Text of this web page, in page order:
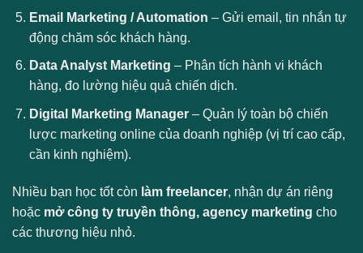
Email Marketing / Automation – Gửi email, tin nhắn tự
động chăm sóc khách hàng.
Data Analyst Marketing – Phân tích hành vi khách
hàng, đo lường hiệu quả chiến dịch.
Digital Marketing Manager– Quản lý toàn bộ chiến
lược marketing online của doanh nghiệp (vị trí cao cấp,
cần kinh nghiệm).
Nhiều bạn học tốt còn làm freelancer, nhận dự án riêng
hoặc mở công ty truyền thông, agency marketing cho
các thương hiệu nhỏ.